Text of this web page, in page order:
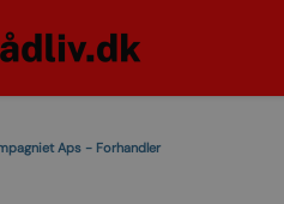
Aps - Forhandler